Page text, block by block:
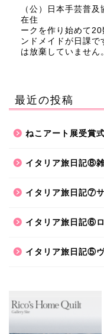
（公）日本手芸普
在住
ークを作り始めて
ンドメイドが日課
は放棄していません
最近の投稿
ねこアート展受賞
イタリア旅日記⑧
イタリア旅日記⑦
イタリア旅日記⑥
イタリア旅日記⑤